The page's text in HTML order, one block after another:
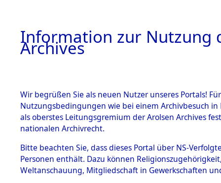
BESTÄNDE
1.
Inhaftierungsdoku
mente
1.2.9 Beim ITS
0003
Information zur Nutzung
Archives
Wir begrüßen Sie als neuen Nutzer unseres Portals!
Nutzungsbedingungen wie bei einem Archivbesuch
als oberstes Leitungsgremium der Arolsen Archives
nationalen Archivrecht.
Bitte beachten Sie, dass dieses Portal über NS-
Personen enthält. Dazu können
Weltanschauung, Mitgliedschaft in Gewerkschaften